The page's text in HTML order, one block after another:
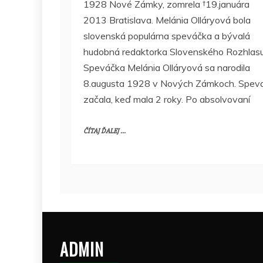
1928 Nové Zámky, zomrela †19.januára
2013 Bratislava. Melánia Olláryová bola
slovenská populárna speváčka a bývalá
hudobná redaktorka Slovenského
Speváčka Melánia Olláryová sa narodila
8.augusta 1928 v Nových Zámkoch.
začala, keď mala 2 roky. Po absolvovaní
ČÍTAJ ĎALEJ ...
ADMIN